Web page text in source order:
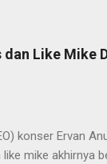
Like Mike
konser Ervan
mike akhirnya